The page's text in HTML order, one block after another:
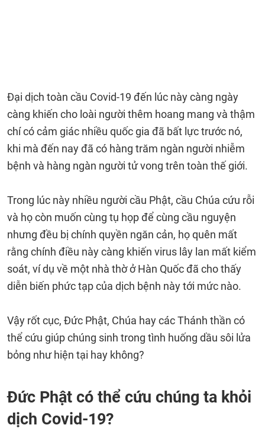
Đại dịch toàn cầu Covid-19 đến lúc này càng ngày
càng khiến cho loài người thêm hoang mang và thậm
chí có cảm giác nhiều quốc gia đã bất lực trước nó,
khi mà đến nay đã có hàng trăm ngàn người nhiễm
bệnh và hàng ngàn người tử vong trên toàn thế giới.
Trong lúc này nhiều người cầu Phật, cầu Chúa cứu rỗi
và họ còn muốn cùng tụ họp để cùng cầu nguyện
nhưng đều bị chính quyền ngăn cản, họ quên mất
rằng chính điều này càng khiến virus lây lan mất kiểm
soát, ví dụ về một nhà thờ ở Hàn Quốc đã cho thấy
diễn biến phức tạp của dịch bệnh này tới mức nào.
Vậy rốt cục, Đức Phật, Chúa hay các Thánh thần có
thể cứu giúp chúng sinh trong tình huống dầu sôi lửa
bỏng như hiện tại hay không?
Đức Phật có thể cứu chúng ta khỏi
dịch Covid-19?